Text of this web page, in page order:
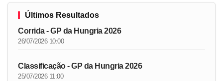
Últimos Resultados
Corrida - GP da Hungria 2026
26/07/2026 10:00
Classificação - GP da Hungria 2026
25/07/2026 11:00